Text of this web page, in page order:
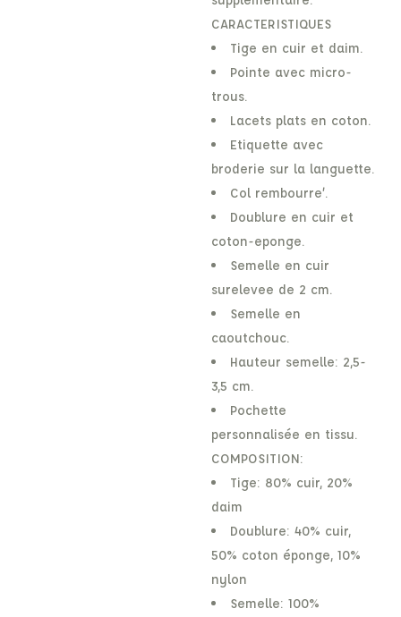
CARACTERISTIQUES
Tige en cuir et daim.
Pointe avec micro-
trous.
Lacets plats en coton.
Etiquette avec
broderie sur la languette.
Col rembourre’.
Doublure en cuir et
coton-eponge.
Semelle en cuir
surelevee de 2 cm.
Semelle en
caoutchouc.
Hauteur semelle: 2,5-
3,5 cm.
Pochette
personnalisée en tissu.
COMPOSITION:
Tige: 80% cuir, 20%
daim
Doublure: 40% cuir,
50% coton éponge, 10%
nylon
Semelle: 100%